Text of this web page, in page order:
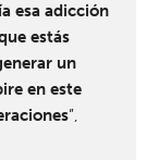
esa adicción
estás
un
en este
”,